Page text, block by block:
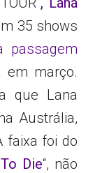
35 shows
passagem
em março.
que Lana
Austrália,
faixa foi do
Die“, não